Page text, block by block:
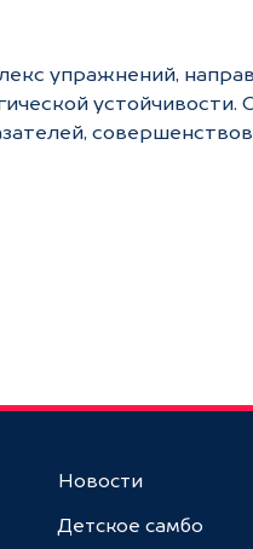
упражнений,
устойчивости.
Новости
Детское самбо